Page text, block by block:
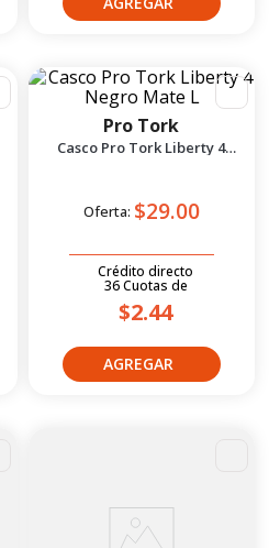
Pro Tork
Casco Pro Tork Liberty 4
Oferta: $29.00
Crédito directo
36Cuotas de
$2.44